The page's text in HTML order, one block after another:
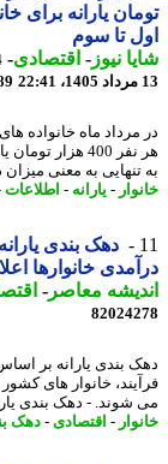
یارانه برای
تا سوم
نیوز-اقتصادی-
ماه خانواده های
هر نفر 400 هزار
به معنی میزان
-یارانه- اطلاعات-
دهک بندی یارانه
خانوارها اعلام
معاصر-اقتصادی
بندی یارانه بر اساس
- دهک بندی یارانه
-اقتصادی-دهک بندی